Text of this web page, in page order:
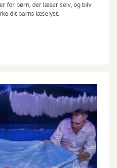
for børn, der læser selv, og bliv
dit barns læselyst.